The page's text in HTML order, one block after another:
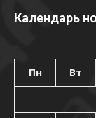
Календарь
Пн Вт